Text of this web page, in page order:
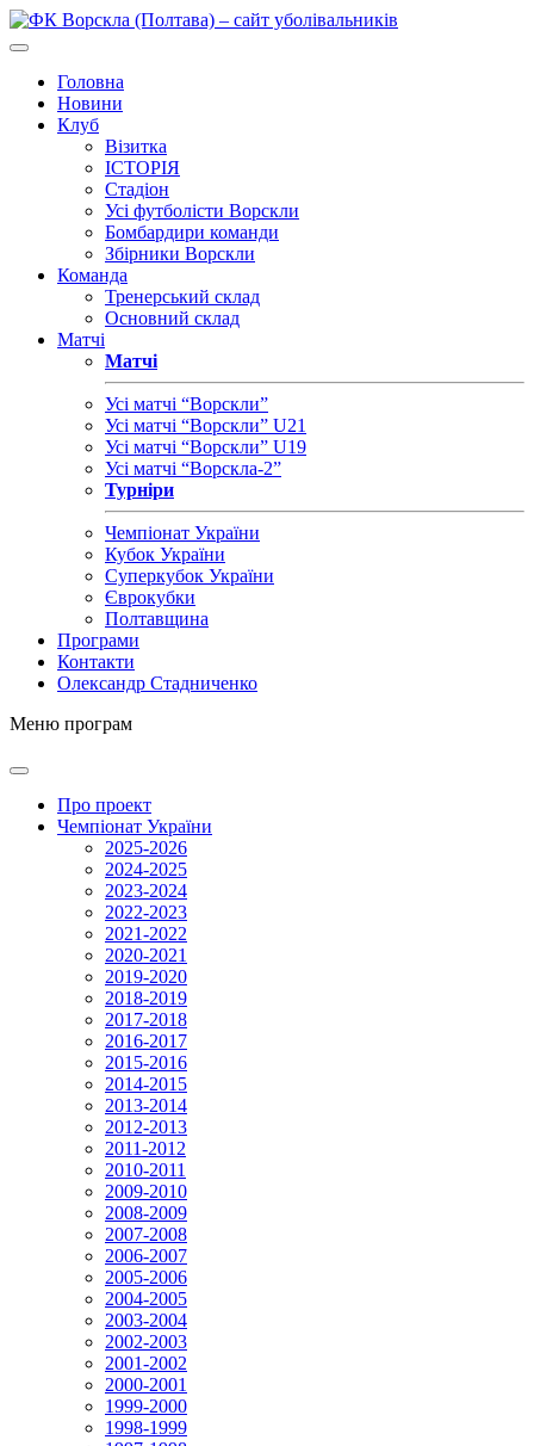
Головна
Новини
Клуб
Візитка
ІСТОРІЯ
Стадіон
Усі футболісти Ворскли
Бомбардири команди
Збірники Ворскли
Команда
Тренерський склад
Основний склад
Матчі
Матчі
Усі матчі “Ворскли”
Усі матчі “Ворскли” U21
Усі матчі “Ворскли” U19
Усі матчі “Ворскла-2”
Турніри
Чемпіонат України
Кубок України
Суперкубок України
Єврокубки
Полтавщина
Програми
Контакти
Олександр Стадниченко
Меню програм
Про проект
Чемпіонат України
2025-2026
2024-2025
2023-2024
2022-2023
2021-2022
2020-2021
2019-2020
2018-2019
2017-2018
2016-2017
2015-2016
2014-2015
2013-2014
2012-2013
2011-2012
2010-2011
2009-2010
2008-2009
2007-2008
2006-2007
2005-2006
2004-2005
2003-2004
2002-2003
2001-2002
2000-2001
1999-2000
1998-1999